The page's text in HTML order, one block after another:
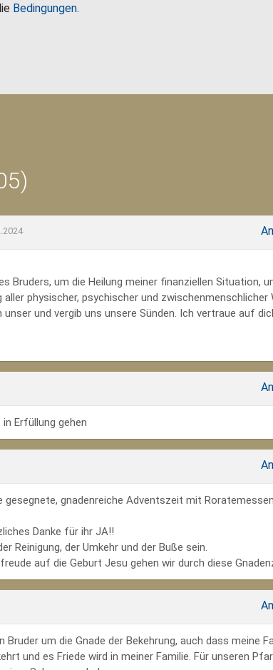
Bedingungen.
Bruders, um die Heilung meiner finanziellen Situation,
aller physischer, psychischer und zwischenmenschlicher
unser und vergib uns unsere Sünden. Ich vertraue auf
Erfüllung gehen
gesegnete, gnadenreiche Adventszeit mit
Danke für ihr JA!!
Reinigung, der Umkehr und der Buße sein.
auf die Geburt Jesu gehen wir durch diese
um die Gnade der Bekehrung, auch dass meine
und es Friede wird in meiner Familie. Für unseren